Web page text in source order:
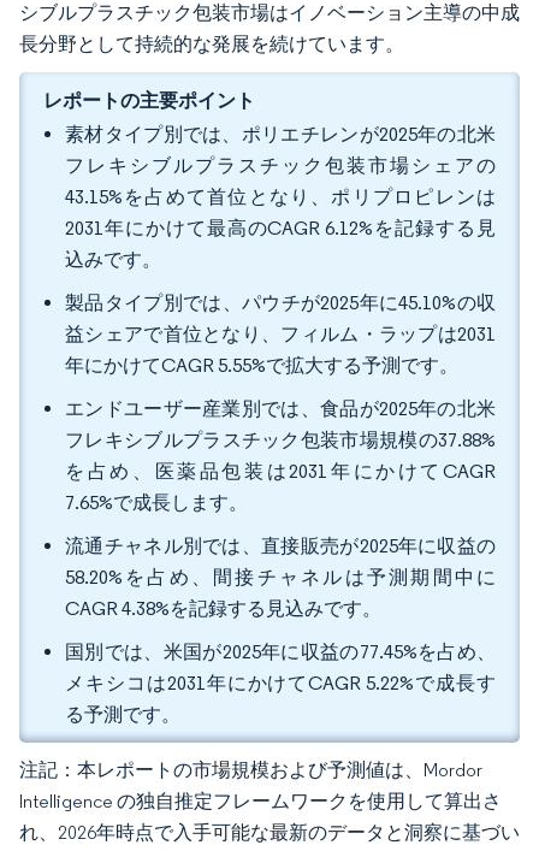
シブルプラスチック包装市場はイノベーション主導の中成
長分野として持続的な発展を続けています。
レポートの主要ポイント
素材タイプ別では、ポリエチレンが2025年の北米
フレキシブルプラスチック包装市場シェアの
43.15%を占めて首位となり、ポリプロピレンは
2031年にかけて最高のCAGR 6.12%を記録する見
込みです。
製品タイプ別では、パウチが2025年に45.10%の収
益シェアで首位となり、フィルム・ラップは2031
年にかけてCAGR 5.55%で拡大する予測です。
エンドユーザー産業別では、食品が2025年の北米
フレキシブルプラスチック包装市場規模の37.88%
を占め、医薬品包装は2031年にかけてCAGR
7.65%で成長します。
流通チャネル別では、直接販売が2025年に収益の
58.20%を占め、間接チャネルは予測期間中に
CAGR 4.38%を記録する見込みです。
国別では、米国が2025年に収益の77.45%を占め、
メキシコは2031年にかけてCAGR 5.22%で成長す
る予測です。
注記：本レポートの市場規模および予測値は、Mordor
Intelligence の独自推定フレームワークを使用して算出さ
れ、2026年時点で入手可能な最新のデータと洞察に基づい